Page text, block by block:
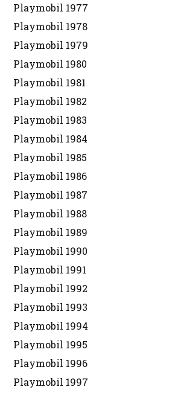
Playmobil 1977
Playmobil 1978
Playmobil 1979
Playmobil 1980
Playmobil 1981
Playmobil 1982
Playmobil 1983
Playmobil 1984
Playmobil 1985
Playmobil 1986
Playmobil 1987
Playmobil 1988
Playmobil 1989
Playmobil 1990
Playmobil 1991
Playmobil 1992
Playmobil 1993
Playmobil 1994
Playmobil 1995
Playmobil 1996
Playmobil 1997